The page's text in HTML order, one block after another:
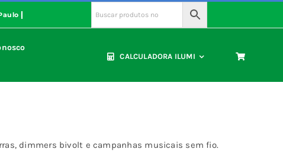
CALCULADORA ILUMI
dimmers bivolt e campanhas musicais sem fio.